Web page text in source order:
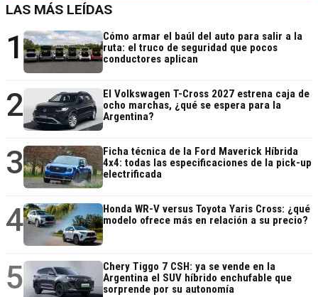
LAS MÁS LEÍDAS
1
Cómo armar el baúl del auto para salir a la
ruta: el truco de seguridad que pocos
conductores aplican
2
El Volkswagen T-Cross 2027 estrena caja de
ocho marchas, ¿qué se espera para la
Argentina?
3
Ficha técnica de la Ford Maverick Híbrida
4x4: todas las especificaciones de la pick-up
electrificada
4
Honda WR-V versus Toyota Yaris Cross: ¿qué
modelo ofrece más en relación a su precio?
5
Chery Tiggo 7 CSH: ya se vende en la
Argentina el SUV híbrido enchufable que
sorprende por su autonomía